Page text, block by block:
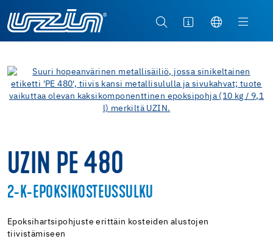
UZIN PE 480
2-K-EPOKSIKOSTEUSSULKU
Epoksihartsipohjuste erittäin kosteiden alustojen
tiivistämiseen